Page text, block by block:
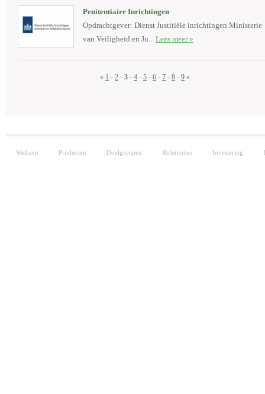
Penitentiaire Inrichtingen
Opdrachtgever: Dienst Justitiële inrichtingen Ministerie
van Veiligheid en Ju... Lees meer »
« 1 - 2 - 3 - 4 - 5 - 6 - 7 - 8 - 9 »
Welkom Producten Doelgroepen Referenties Investering